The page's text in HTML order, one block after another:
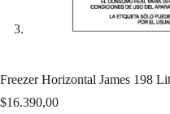
Freezer Horizontal James 198
$16.390,00